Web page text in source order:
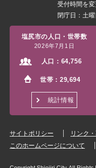
受付時間を変
閉庁日：土
塩尻市の人口・世帯数
2026年7月1日
人口： 64,756
世帯：29,694
統計情報
サイトポリシー
リンク
このホームページについて